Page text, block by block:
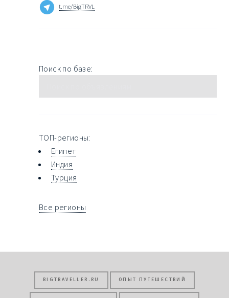
t.me/BigTRVL
Поиск по базе:
ТОП-регионы:
Египет
Индия
Турция
Все регионы
BIGTRAVELLER.RU ОПЫТ ПУТЕШЕСТВИЙ